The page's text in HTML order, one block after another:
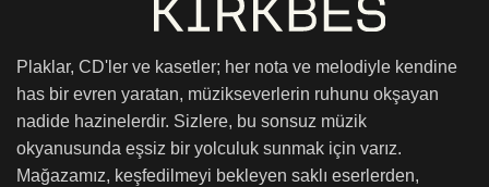
Plaklar, CD'ler ve kasetler; her nota ve melodiyle kendine
has bir evren yaratan, müzikseverlerin ruhunu okşayan
nadide hazinelerdir. Sizlere, bu sonsuz müzik
okyanusunda eşsiz bir yolculuk sunmak için varız.
Mağazamız, keşfedilmeyi bekleyen saklı eserlerden,